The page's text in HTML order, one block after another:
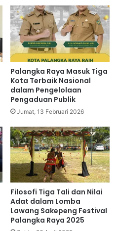
Palangka Raya Masuk Tiga
Kota Terbaik Nasional
dalam Pengelolaan
Pengaduan Publik
Jumat, 13 Februari 2026
Filosofi Tiga Tali dan Nilai
Adat dalam Lomba
Lawang Sakepeng Festival
Palangka Raya 2025